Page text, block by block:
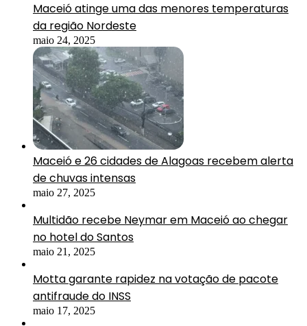
Maceió atinge uma das menores temperaturas
da região Nordeste
maio 24, 2025
Maceió e 26 cidades de Alagoas recebem alerta
de chuvas intensas
maio 27, 2025
Multidão recebe Neymar em Maceió ao chegar
no hotel do Santos
maio 21, 2025
Motta garante rapidez na votação de pacote
antifraude do INSS
maio 17, 2025